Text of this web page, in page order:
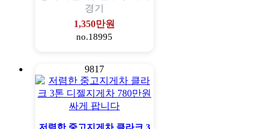
경기
1,350만원
no.18995
9817